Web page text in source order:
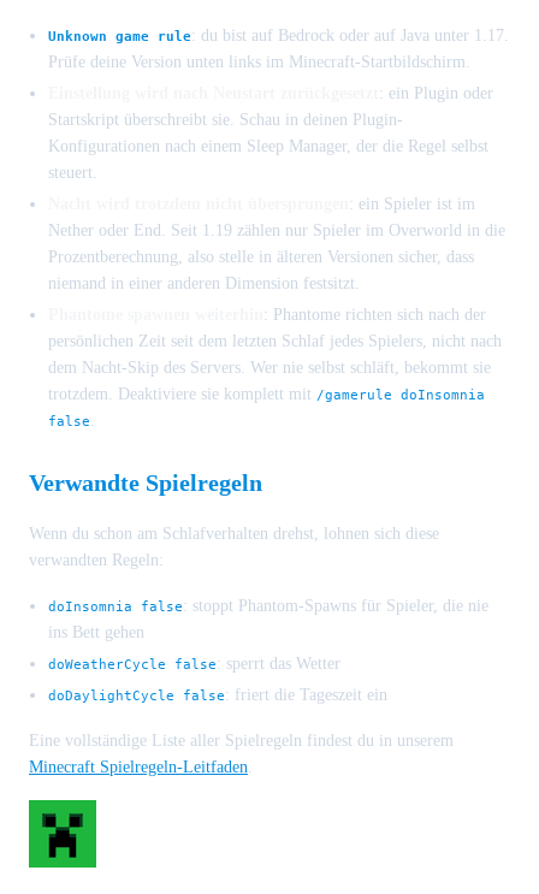
Unknown game rule: du bist auf Bedrock oder auf Java unter 1.17.
Prüfe deine Version unten links im Minecraft-Startbildschirm.
: ein Plugin oder
Startskript überschreibt sie. Schau in deinen Plugin-
Konfigurationen nach einem Sleep Manager, der die Regel selbst
steuert.
: ein Spieler ist im
Nether oder End. Seit 1.19 zählen nur Spieler im Overworld in die
Prozentberechnung, also stelle in älteren Versionen sicher, dass
niemand in einer anderen Dimension festsitzt.
: Phantome richten sich nach der
persönlichen Zeit seit dem letzten Schlaf jedes Spielers, nicht nach
dem Nacht-Skip des Servers. Wer nie selbst schläft, bekommt sie
trotzdem. Deaktiviere sie komplett mit /gamerule doInsomnia
false.
Verwandte Spielregeln
Wenn du schon am Schlafverhalten drehst, lohnen sich diese
verwandten Regeln:
doInsomnia false: stoppt Phantom-Spawns für Spieler, die nie
ins Bett gehen
doWeatherCycle false: sperrt das Wetter
doDaylightCycle false: friert die Tageszeit ein
Eine vollständige Liste aller Spielregeln findest du in unserem
Minecraft Spielregeln-Leitfaden.